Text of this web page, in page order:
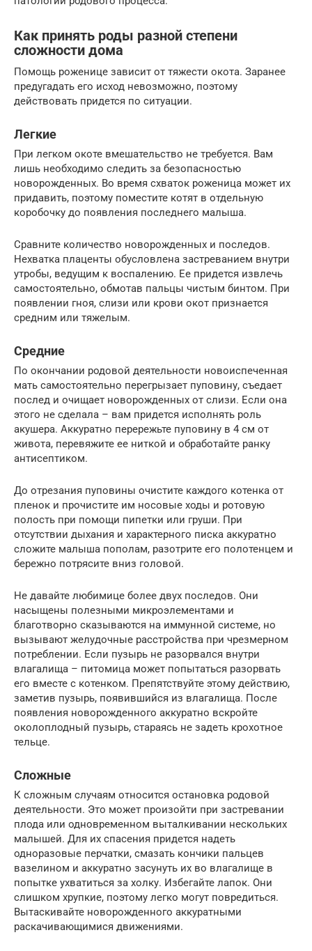
Как принять роды разной степени
сложности дома
Помощь роженице зависит от тяжести окота. Заранее
предугадать его исход невозможно, поэтому
действовать придется по ситуации.
Легкие
При легком окоте вмешательство не требуется. Вам
лишь необходимо следить за безопасностью
новорожденных. Во время схваток роженица может их
придавить, поэтому поместите котят в отдельную
коробочку до появления последнего малыша.
Сравните количество новорожденных и последов.
Нехватка плаценты обусловлена застреванием внутри
утробы, ведущим к воспалению. Ее придется извлечь
самостоятельно, обмотав пальцы чистым бинтом. При
появлении гноя, слизи или крови окот признается
средним или тяжелым.
Средние
По окончании родовой деятельности новоиспеченная
мать самостоятельно перегрызает пуповину, съедает
послед и очищает новорожденных от слизи. Если она
этого не сделала – вам придется исполнять роль
акушера. Аккуратно перережьте пуповину в 4 см от
живота, перевяжите ее ниткой и обработайте ранку
антисептиком.
До отрезания пуповины очистите каждого котенка от
пленок и прочистите им носовые ходы и ротовую
полость при помощи пипетки или груши. При
отсутствии дыхания и характерного писка аккуратно
сложите малыша пополам, разотрите его полотенцем и
бережно потрясите вниз головой.
Не давайте любимице более двух последов. Они
насыщены полезными микроэлементами и
благотворно сказываются на иммунной системе, но
вызывают желудочные расстройства при чрезмерном
потреблении. Если пузырь не разорвался внутри
влагалища – питомица может попытаться разорвать
его вместе с котенком. Препятствуйте этому действию,
заметив пузырь, появившийся из влагалища. После
появления новорожденного аккуратно вскройте
околоплодный пузырь, стараясь не задеть крохотное
тельце.
Сложные
К сложным случаям относится остановка родовой
деятельности. Это может произойти при застревании
плода или одновременном выталкивании нескольких
малышей. Для их спасения придется надеть
одноразовые перчатки, смазать кончики пальцев
вазелином и аккуратно засунуть их во влагалище в
попытке ухватиться за холку. Избегайте лапок. Они
слишком хрупкие, поэтому легко могут повредиться.
Вытаскивайте новорожденного аккуратными
раскачивающимися движениями.